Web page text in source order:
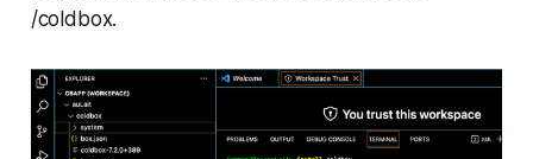
/coldbox.